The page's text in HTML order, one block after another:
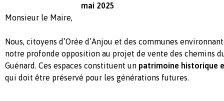
mai 2025
Monsieur le Maire,
Nous, citoyens d’Orée d’Anjou et des communes
notre profonde opposition au projet de vente des chemins
Guénard. Ces espaces constituent un patrimoine historique
qui doit être préservé pour les générations futures.